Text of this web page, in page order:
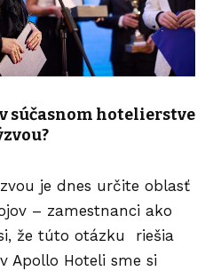
v súčasnom hotelierstve
je dnes určite oblasť
– zamestnanci ako
že túto otázku riešia
Apollo Hoteli sme si